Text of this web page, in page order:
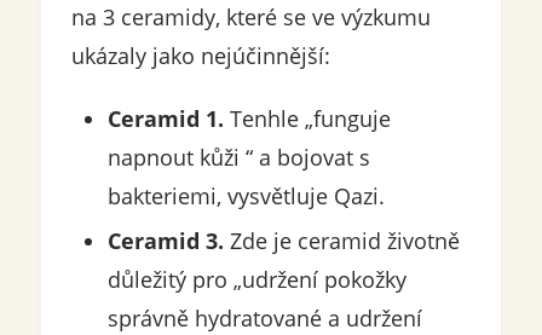
na 3 ceramidy, které se ve výzkumu
ukázaly jako nejúčinnější:
Ceramid 1. Tenhle „funguje
napnout kůži “ a bojovat s
bakteriemi, vysvětluje Qazi.
Ceramid 3. Zde je ceramid životně
důležitý pro „udržení pokožky
správně hydratované a udržení